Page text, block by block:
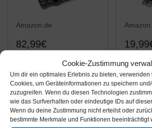
Cookie-Zustimmung
Um dir ein optimales Erlebnis zu bieten,
Cookies, um Geräteinformationen zu speichern
zuzugreifen. Wenn du diesen Technologien
wie das Surfverhalten oder eindeutige IDs auf
Wenn du deine Zustimmung nicht erteilst oder
bestimmte Merkmale und Funktionen beeinträchtigt
Amazon.de
82,99€
Wiltec Steckschlüssel
Set 172 TLG
Ratschenkasten
Knarrenkasten
Steckschlüssel-Satz
Nusskasten 1/4" 1/2"
Amazon / Ebay
Produkt ansehen*
KS
48-
matt